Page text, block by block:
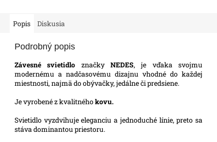
Popis Diskusia
Podrobný popis
Závesné svietidlo značkyNEDES, je vďaka svojmu
modernému a nadčasovému dizajnu vhodné do každej
miestnosti, najmä do obývačky, jedálne či predsiene.
Je vyrobené z kvalitnéhokovu.
Svietidlo vyzdvihuje eleganciu a jednoduché línie, preto sa
stáva dominantou priestoru.